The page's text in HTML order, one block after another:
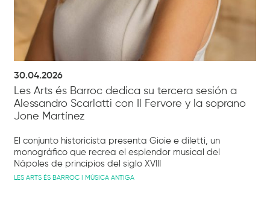
30.04.2026
Les Arts és Barroc dedica su tercera sesión a
Alessandro Scarlatti con Il Fervore y la soprano
Jone Martínez
El conjunto historicista presenta Gioie e diletti, un
monográfico que recrea el esplendor musical del
Nápoles de principios del siglo XVIII
LES ARTS ÉS BARROC I MÚSICA ANTIGA